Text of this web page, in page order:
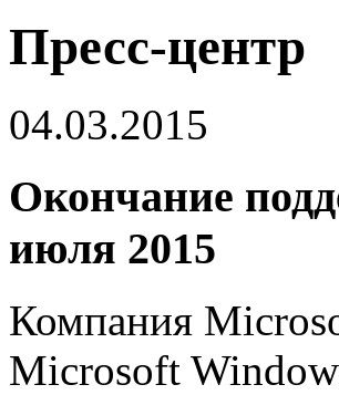
Пресс-центр
04.03.2015
Окончание
июля 2015
Компания
Microsoft